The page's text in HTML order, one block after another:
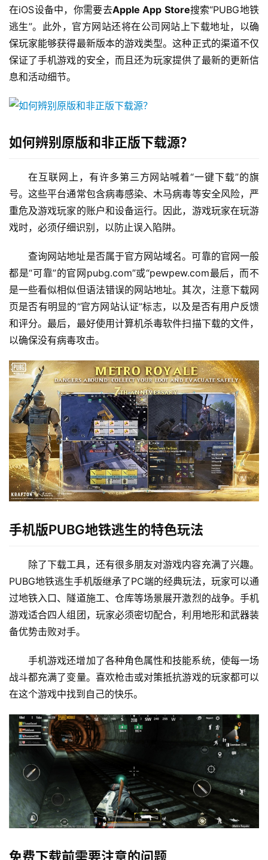
在iOS设备中，你需要去Apple App Store搜索“PUBG地铁
逃生”。此外，官方网站还将在公司网站上下载地址，以确
保玩家能够获得最新版本的游戏类型。这种正式的渠道不仅
保证了手机游戏的安全，而且还为玩家提供了最新的更新信
息和活动细节。
如何辨别原版和非正版下载源？
在互联网上，有许多第三方网站喊着“一键下载”的旗
号。这些平台通常包含病毒感染、木马病毒等安全风险，严
重危及游戏玩家的账户和设备运行。因此，游戏玩家在玩游
戏时，必须仔细识别，以防止误入陷阱。
查询网站地址是否属于官方网站域名。可靠的官网一般
都是“可靠”的官网pubg.com”或“pewpew.com最后，而不
是一些看似相似但语法错误的网站地址。其次，注意下载网
页是否有明显的“官方网站认证”标志，以及是否有用户反馈
和评分。最后，最好使用计算机杀毒软件扫描下载的文件，
以确保没有病毒攻击。
手机版PUBG地铁逃生的特色玩法
除了下载工具，还有很多朋友对游戏内容充满了兴趣。
PUBG地铁逃生手机版继承了PC端的经典玩法，玩家可以通
过地铁入口、隧道施工、仓库等场景展开激烈的战争。手机
游戏适合四人组团，玩家必须密切配合，利用地形和武器装
备优势击败对手。
手机游戏还增加了各种角色属性和技能系统，使每一场
战斗都充满了变量。喜欢枪击或对策抵抗游戏的玩家都可以
在这个游戏中找到自己的快乐。
免费下载前需要注意的问题